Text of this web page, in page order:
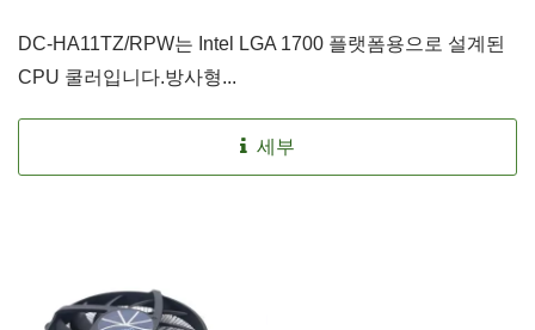
DC-HA11TZ/RPW는 Intel LGA 1700 플랫폼용으로 설계된
CPU 쿨러입니다.방사형...
세부